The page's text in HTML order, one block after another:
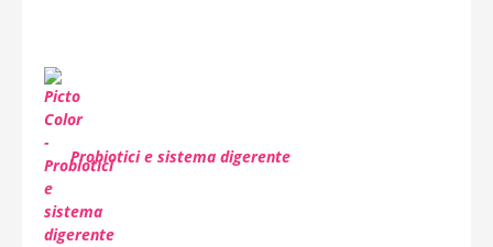
Probiotici e sistema digerente